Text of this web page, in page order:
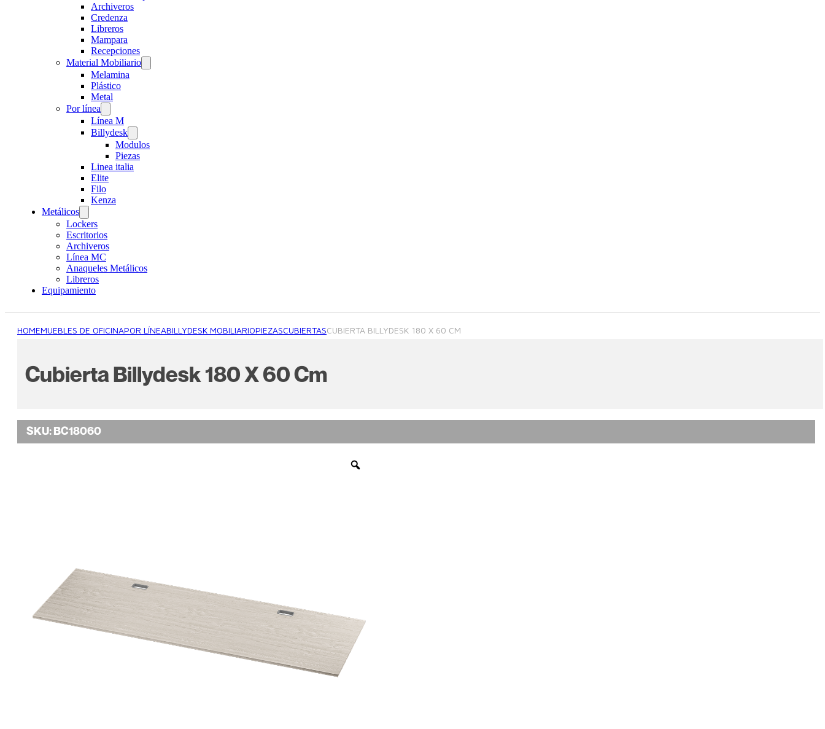
Archiveros
Credenza
Libreros
Mampara
Recepciones
Material Mobiliario
Melamina
Plástico
Metal
Por línea
Línea M
Billydesk
Modulos
Piezas
Linea italia
Elite
Filo
Kenza
Metálicos
Lockers
Escritorios
Archiveros
Línea MC
Anaqueles Metálicos
Libreros
Equipamiento
HOMEMUEBLES DE OFICINAPOR LÍNEABILLYDESK MOBILIARIOPIEZASCUBIERTASCUBIERTA BILLYDESK 180 X 60 CM
Cubierta Billydesk 180 X 60 Cm
SKU:BC18060